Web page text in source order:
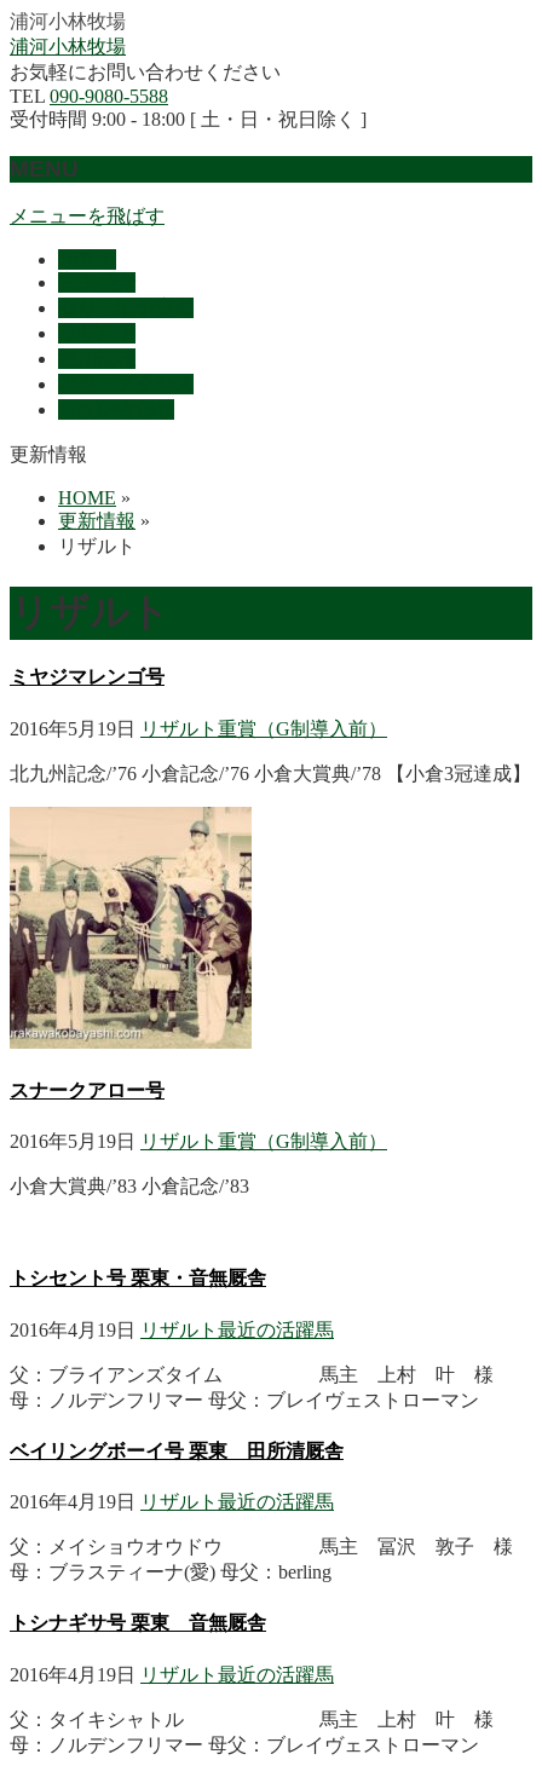
浦河小林牧場
浦河小林牧場
お気軽にお問い合わせください
TEL 090-9080-5588
受付時間 9:00 - 18:00 [ 土・日・祝日除く ]
MENU
メニューを飛ばす
更新情報
HOME »
更新情報 »
リザルト
リザルト
ミヤジマレンゴ号
2016年5月19日 リザルト 重賞（G制導入前）
北九州記念/’76 小倉記念/’76 小倉大賞典/’78 【小倉3冠達成】
スナークアロー号
2016年5月19日 リザルト 重賞（G制導入前）
小倉大賞典/’83 小倉記念/’83
トシセント号 栗東・音無厩舎
2016年4月19日 リザルト 最近の活躍馬
父：ブライアンズタイム 馬主 上村 叶 様
母：ノルデンフリマー 母父：ブレイヴェストローマン
ベイリングボーイ号 栗東 田所清厩舎
2016年4月19日 リザルト 最近の活躍馬
父：メイショウオウドウ 馬主 冨沢 敦子 様
母：ブラスティーナ(愛) 母父：berling
トシナギサ号 栗東 音無厩舎
2016年4月19日 リザルト 最近の活躍馬
父：タイキシャトル 馬主 上村 叶 様
母：ノルデンフリマー 母父：ブレイヴェストローマン